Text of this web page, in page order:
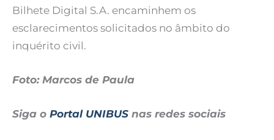
Bilhete Digital S.A. encaminhem os
esclarecimentos solicitados no âmbito do
inquérito civil.
Foto: Marcos de Paula
Siga o Portal UNIBUS nas redes sociais